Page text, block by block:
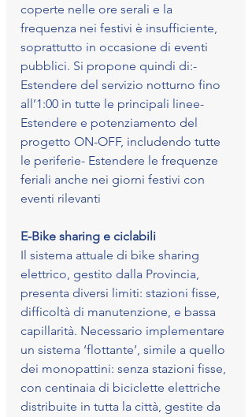
coperte nelle ore serali e la
frequenza nei festivi è insufficiente,
soprattutto in occasione di eventi
pubblici. Si propone quindi di:-
Estendere del servizio notturno fino
all’1:00 in tutte le principali linee-
Estendere e potenziamento del
progetto ON-OFF, includendo tutte
le periferie- Estendere le frequenze
feriali anche nei giorni festivi con
eventi rilevanti
E-Bike sharing e ciclabili
Il sistema attuale di bike sharing
elettrico, gestito dalla Provincia,
presenta diversi limiti: stazioni fisse,
difficoltà di manutenzione, e bassa
capillarità. Necessario implementare
un sistema ‘flottante’, simile a quello
dei monopattini: senza stazioni fisse,
con centinaia di biciclette elettriche
distribuite in tutta la città, gestite da